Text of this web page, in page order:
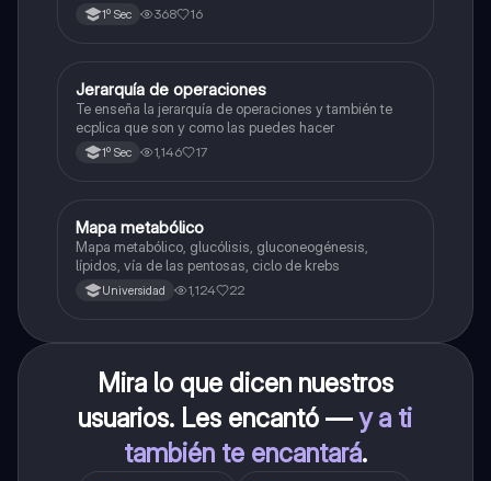
1º Sec 368 16
Matemáticas
Jerarquía de operaciones
Te enseña la jerarquía de operaciones y también te
ecplica que son y como las puedes hacer
1º Sec 1,146 17
Biología
Mapa metabólico
Mapa metabólico, glucólisis, gluconeogénesis,
lípidos, vía de las pentosas, ciclo de krebs
Universidad 1,124 22
Mira lo que dicen nuestros
usuarios. Les encantó —y a ti
también te encantará.